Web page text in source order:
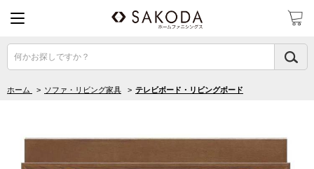
何かお探しですか？
ホーム > ソファ・リビング家具 > テレビボード・リビングボード